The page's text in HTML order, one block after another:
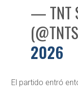
— TNT
2026
El partido entró